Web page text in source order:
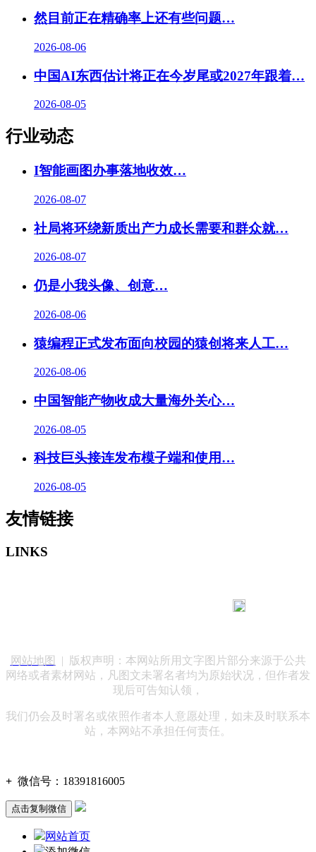
然目前正在精确率上还有些问题…
2026-08-06
中国AI东西估计将正在今岁尾或2027年跟着…
2026-08-05
行业动态
I智能画图办事落地收效…
2026-08-07
社局将环绕新质出产力成长需要和群众就…
2026-08-07
仍是小我头像、创意…
2026-08-06
猿编程正式发布面向校园的猿创将来人工…
2026-08-06
中国智能产物收成大量海外关心…
2026-08-05
科技巨头接连发布模子端和使用…
2026-08-05
友情链接
LINKS
网站地图
| 版权声明：本网站所用文字图片部分来源于公共
网络或者素材网站，凡图文未署名者均为原始状况，但作者发
现后可告知认领，
我们仍会及时署名或依照作者本人意愿处理，如未及时联系本
站，本网站不承担任何责任。
+ 微信号： 18391816005
点击复制微信
网站首页